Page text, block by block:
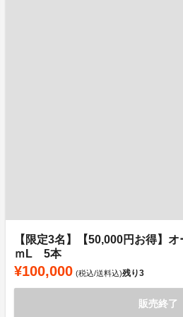
【限定3名】【50,000円お得】
ｍL 5本
¥100,000 (税込/送料込)残り3
販売終了